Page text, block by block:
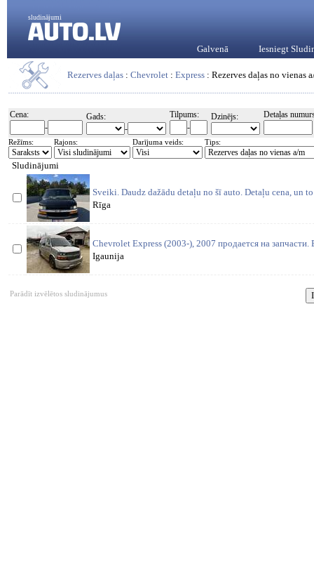
sludinājumi
Galvenā Iesniegt
Rezerves daļas : Chevrolet : Express : Rezerves daļas no vienas
Cena:
-
Gads:
-
Tilpums:
-
Dzinējs: Detaļas
Režīms: Rajons: Darījuma veids: Tips:
Sludinājumi
Sveiki. Daudz dažādu detaļu no šī auto. Detaļu cena, un
Rīga
Chevrolet Express (2003-), 2007 продается на запчасти.
Igaunija
Parādīt izvēlētos sludinājumus